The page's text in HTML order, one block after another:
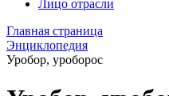
Лицо отрасли
Главная страница
Энциклопедия
Уробор, уроборос